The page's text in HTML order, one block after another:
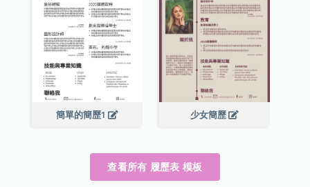
簡單的簡歷1 少女簡歷
查看所有 履歷表 模板